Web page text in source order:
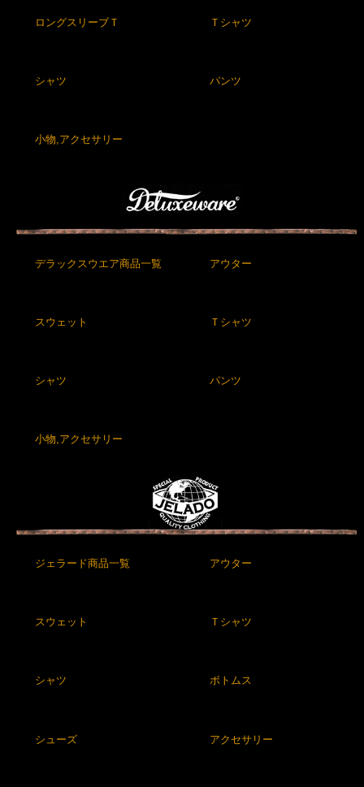
ロングスリーブＴ Ｔシャツ
シャツ パンツ
小物,アクセサリー
デラックスウエア商品一覧 アウター
スウェット Ｔシャツ
シャツ パンツ
小物,アクセサリー
ジェラード商品一覧 アウター
スウェット Ｔシャツ
シャツ ボトムス
シューズ アクセサリー